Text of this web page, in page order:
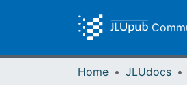
Home JLUdocs